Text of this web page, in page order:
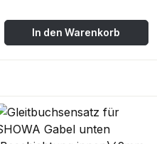
In den Warenkorb